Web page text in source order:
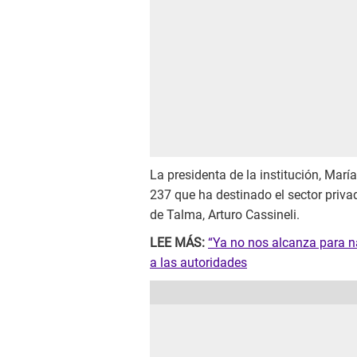
La presidenta de la institución,
237 que ha destinado el sector
de Talma, Arturo Cassineli.
LEE MÁS: “Ya no nos alcanza para
a las autoridades